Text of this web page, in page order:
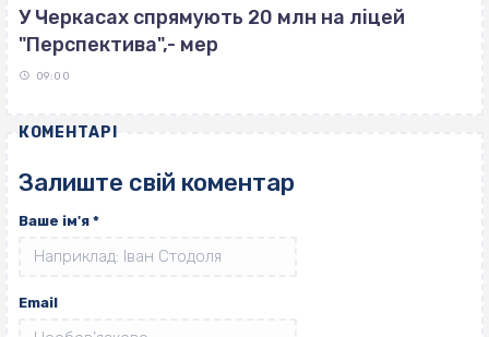
У Черкасах спрямують 20 млн на ліцей
"Перспектива",- мер
09:00
КОМЕНТАРІ
Залиште свій коментар
Ваше ім'я *
Email